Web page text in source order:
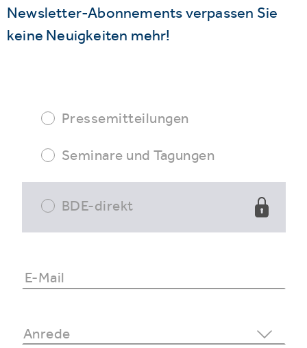
Newsletter-Abonnements verpassen Sie
keine Neuigkeiten mehr!
Pressemitteilungen
Seminare und Tagungen
BDE-direkt